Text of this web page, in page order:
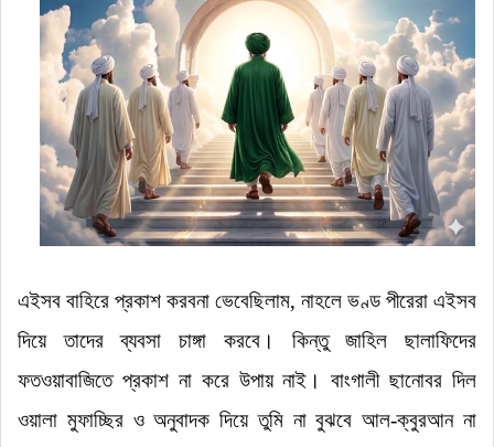
এইসব বাহিরে প্রকাশ করবনা ভেবেছিলাম, নাহলে ভণ্ড পীরেরা এইসব
দিয়ে তাদের ব্যবসা চাঙ্গা করবে।
কিন্তু জাহিল ছালাফিদের
ফতওয়াবাজিতে প্রকাশ না করে উপায় নাই।বাংগালী ছানোবর দিল
ওয়ালা মুফাচ্ছির ও অনুবাদক দিয়ে তুমি না বুঝবে আল-ক্বুরআন না